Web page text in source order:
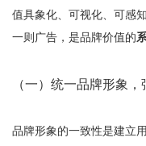
值具象化、可视化、可感
一则广告，是品牌价值的
（一）统一品牌形象
品牌形象的一致性是建立